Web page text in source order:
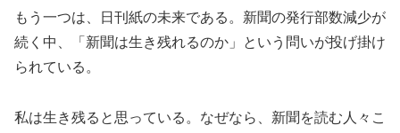
もう一つは、日刊紙の未来である。新聞の発行部数減少が
続く中、「新聞は生き残れるのか」という問いが投げ掛け
られている。
私は生き残ると思っている。なぜなら、新聞を読む人々こ